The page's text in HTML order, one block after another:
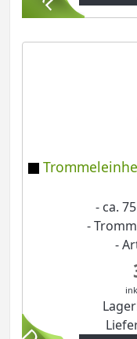
- ca.
-
-